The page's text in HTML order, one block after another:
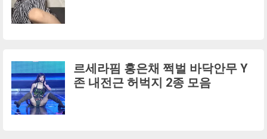
르세라핌 홍은채 쩍벌 바닥안무 Y
존 내전근 허벅지 2종 모음